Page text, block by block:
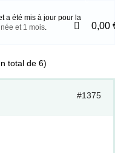
0,00
a été mis à jour pour la
et 1 mois.
total de 6)
#1375